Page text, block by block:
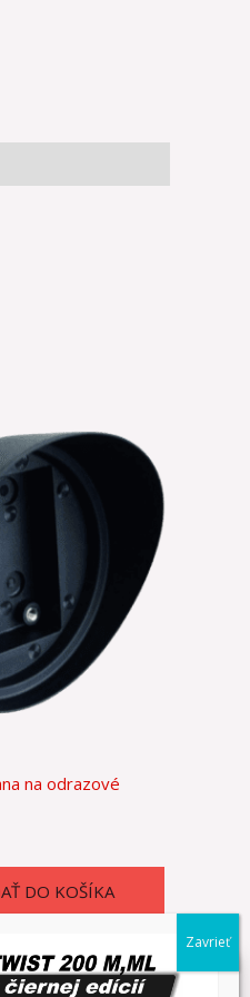
cookies
na odrazové
DO KOŠÍKA